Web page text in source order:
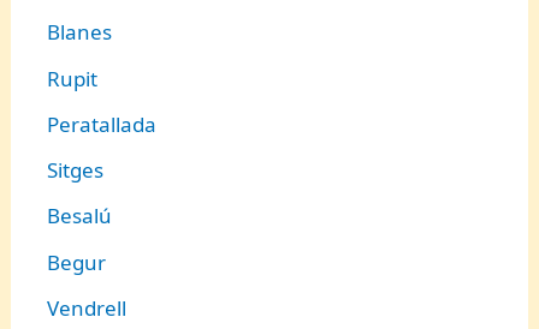
Blanes
Rupit
Peratallada
Sitges
Besalú
Begur
Vendrell